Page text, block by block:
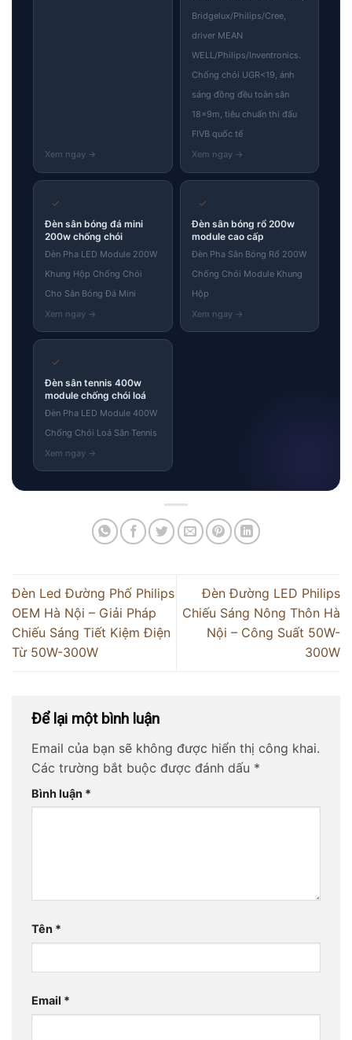
Bridgelux/Philips/Cree,
driver MEAN
WELL/Philips/Inventronics.
Chống chói UGR<19, ánh
sáng đồng đều toàn sân
18×9m, tiêu chuẩn thi đấu
FIVB quốc tế
✓
Đèn sân bóng đá mini
200w chống chói
Đèn Pha LED Module 200W
Khung Hộp Chống Chói
Cho Sân Bóng Đá Mini
✓
Đèn sân bóng rổ 200w
module cao cấp
Đèn Pha Sân Bóng Rổ 200W
Chống Chói Module Khung
Hộp
✓
Đèn sân tennis 400w
module chống chói loá
Đèn Pha LED Module 400W
Chống Chói Loá Sân Tennis
Đèn Led Đường Phố Philips
OEM Hà Nội – Giải Pháp
Chiếu Sáng Tiết Kiệm Điện
Từ 50W-300W
Đèn Đường LED Philips
Chiếu Sáng Nông Thôn Hà
Nội – Công Suất 50W-
300W
Để lại một bình luận
Email của bạn sẽ không được hiển thị công khai.
Các trường bắt buộc được đánh dấu *
Bình luận *
Tên *
Email *